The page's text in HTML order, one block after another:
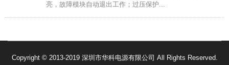
亮，故障模块自动退出工作；过压保护...
Copyright © 2013-2019 深圳市华科电源有限公司 All Rights Reserved.